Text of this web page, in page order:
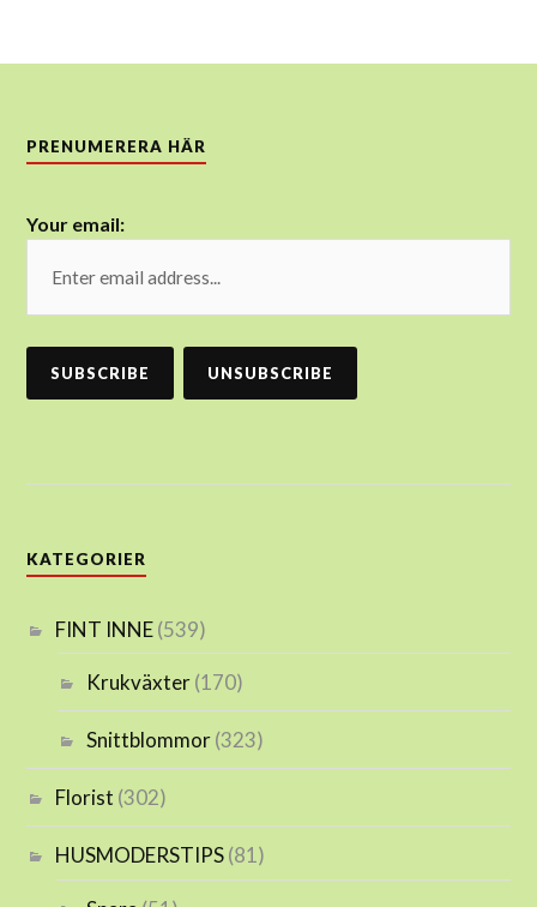
PRENUMERERA HÄR
Your email:
KATEGORIER
FINT INNE(539)
Krukväxter(170)
Snittblommor(323)
Florist (302)
HUSMODERSTIPS(81)